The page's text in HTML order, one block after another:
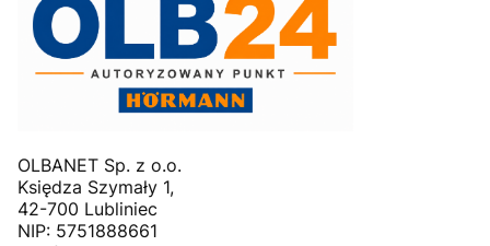
OLBANET Sp. z o.o.
Księdza Szymały 1,
42-700 Lubliniec
NIP: 5751888661